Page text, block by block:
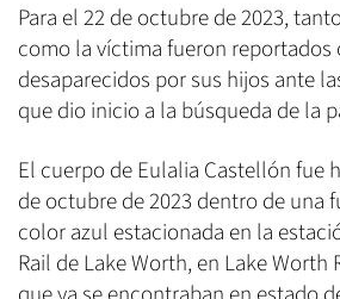
Para el 22 de octubre de 2023,
como la víctima fueron reportados
desaparecidos por sus hijos ante
que dio inicio a la búsqueda de la
El cuerpo de Eulalia Castellón fue
de octubre de 2023 dentro de una
color azul estacionada en la
Rail de Lake Worth, en Lake Worth